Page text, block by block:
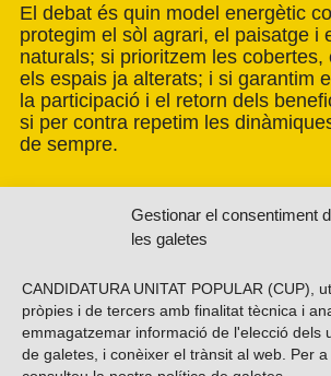
Gestionar el consentiment
les galetes
CANDIDATURA UNITAT POPULAR (CUP),
pròpies i de tercers amb finalitat tècnica i
emmagatzemar informació de l'elecció dels
de galetes, i conèixer el trànsit al web. Per
El debat és quin model energètic
protegim el sòl agrari, el paisatge i
naturals; si prioritzem les cobertes,
els espais ja alterats; i si garantim
la participació i el retorn dels
si per contra repetim les
de sempre.